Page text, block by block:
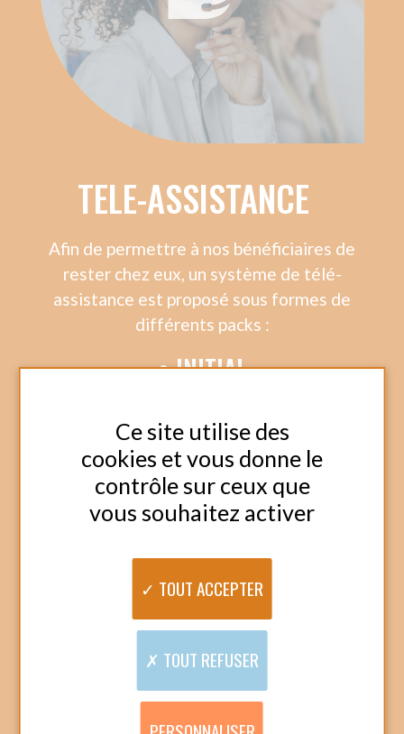
MATERIEL DE SANTE
Amicial s’associe avec des fournisseurs de
matériels de santé en se posant comme
intermédiaire et facilitateur. Tout en
respectant le projet de vie du bénéficiaire,
Amicial peut alors proposer un ensemble
maintien à domicile comme :
• CONFORT AU DOMICILE
(équipement pour la toilette, le sommeil, coussins
…)
• BIEN-ÊTRE CHEZ SOI
(Fauteuils et sièges coquilles)